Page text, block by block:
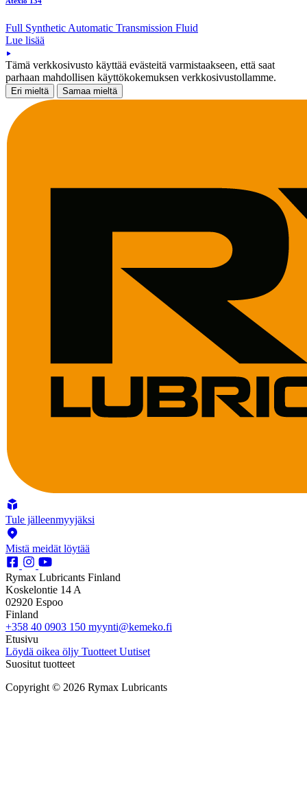
Full Synthetic Automatic Transmission Fluid
Lue lisää
Tämä verkkosivusto käyttää evästeitä varmistaakseen, että saat
parhaan mahdollisen käyttökokemuksen verkkosivustollamme.
Eri mieltä Samaa mieltä
Tule jälleenmyyjäksi
Mistä meidät löytää
Rymax Lubricants Finland
Koskelontie 14 A
02920 Espoo
Finland
+358 40 0903 150 myynti@kemeko.fi
Etusivu
Löydä oikea öljy Tuotteet Uutiset
Suositut tuotteet
Copyright © 2026 Rymax Lubricants